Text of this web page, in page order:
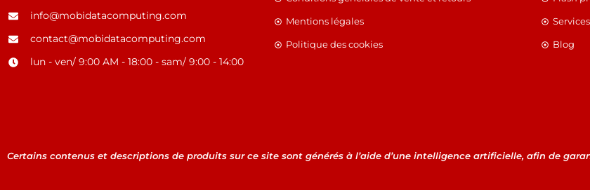
info@mobidatacomputing.com
contact@mobidatacomputing.com
lun - ven/ 9:00 AM - 18:00 - sam/ 9:00 - 14:00
Mentions légales
Politique des cookies
Services
Blog
Certains contenus et descriptions de produits sur ce site sont générés à l’aide d’une intelligence artificielle, afin de